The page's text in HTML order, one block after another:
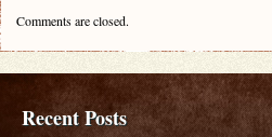
Comments are closed.
Recent Posts